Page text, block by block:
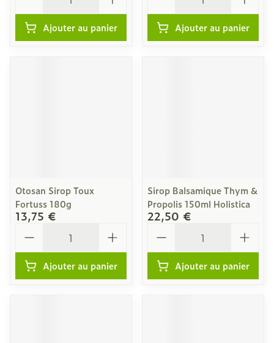
Ajouter au panier Ajouter au panier
Otosan Sirop Toux
Fortuss 180g
13,75 €
Ajouter au panier
Sirop Balsamique Thym &
Propolis 150ml Holistica
22,50 €
Ajouter au panier